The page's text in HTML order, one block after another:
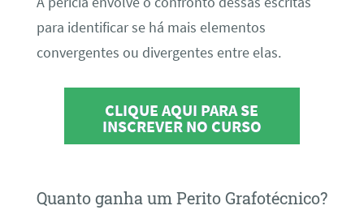
para identificar se há mais elementos
convergentes ou divergentes entre elas.
CLIQUE AQUI PARA SE
INSCREVER NO CURSO
Quanto ganha um Perito Grafotécnico?